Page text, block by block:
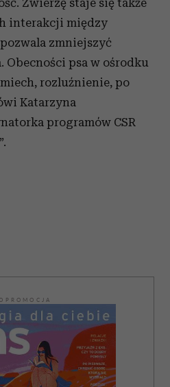
społecznościowe i
Informacje o tym, jak
udostępniamy partnerom
i analitycznym.
informacje z innymi danymi
uzyskanymi podczas
Zwierzę staje się także
interakcji między
zmniejszyć
Obecności psa w ośrodku
rozluźnienie, po
Katarzyna
programów CSR